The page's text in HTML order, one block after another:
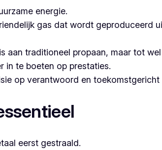
energie.
gas dat wordt geproduceerd
aan traditioneel propaan, maar tot
in te boeten op prestaties.
op verantwoord en toekomstgericht
eerst gestraald.